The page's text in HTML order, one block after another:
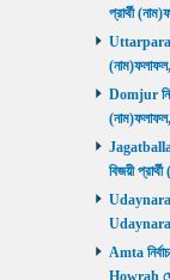
প্রার্থী
Uttarpara
Domjur
বিজয়ী
Amta
Howrah